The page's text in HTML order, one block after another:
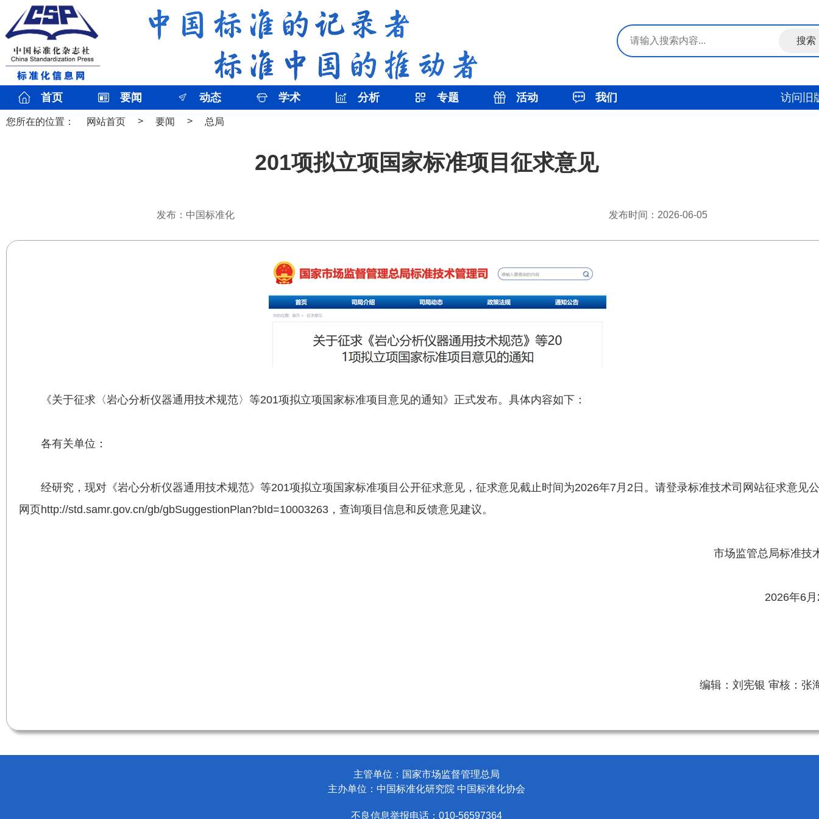
首页 要闻 动态 学术 分析 专题 活动 我们 访问旧
您所在的位置： 网站首页 > 要闻 > 总局
201项拟立项国家标准项目征求意见
发布：中国标准化 发布时间：2026-06-05
《关于征求〈岩心分析仪器通用技术规范〉等201项拟立项国家标准项目意见的通知》正式发布。具体内容如下：
各有关单位：
经研究，现对《岩心分析仪器通用技术规范》等201项拟立项国家标准项目公开征求意见，征求意见截止时间为2026年7月2日。请登录标准技术司网站征求意见
网页http://std.samr.gov.cn/gb/gbSuggestionPlan?bId=10003263 ，查询项目信息和反馈意见建议。
市场监管总局标准技
2026年6
编辑：刘宪银 审核：张
主管单位：国家市场监督管理总局
主办单位：中国标准化研究院 中国标准化协会
不良信息举报电话：010-56597364